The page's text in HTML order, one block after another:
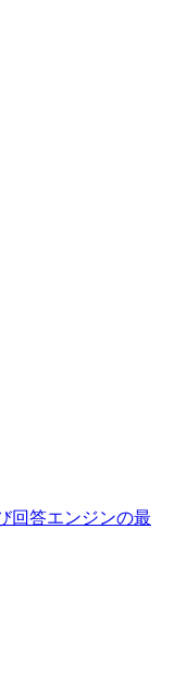
回答エンジンの最